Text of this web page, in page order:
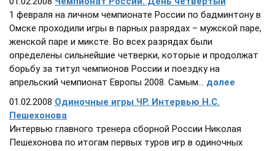
1 февраля на личном чемпионате России по бадминтону в
Омске проходили игры в парных разрядах – мужской паре,
женской паре и миксте. Во всех разрядах были
определены сильнейшие четверки, которые и продолжат
борьбу за титул чемпионов России и поездку на
апрельский чемпионат Европы 2008. Самым... далее
01.02.2008 Одиночные игры ЧР. Интервью Н.С.
Пешехонова
Интервью главного тренера сборной России Николая
Пешехонова по итогам первых туров игр в одиночных